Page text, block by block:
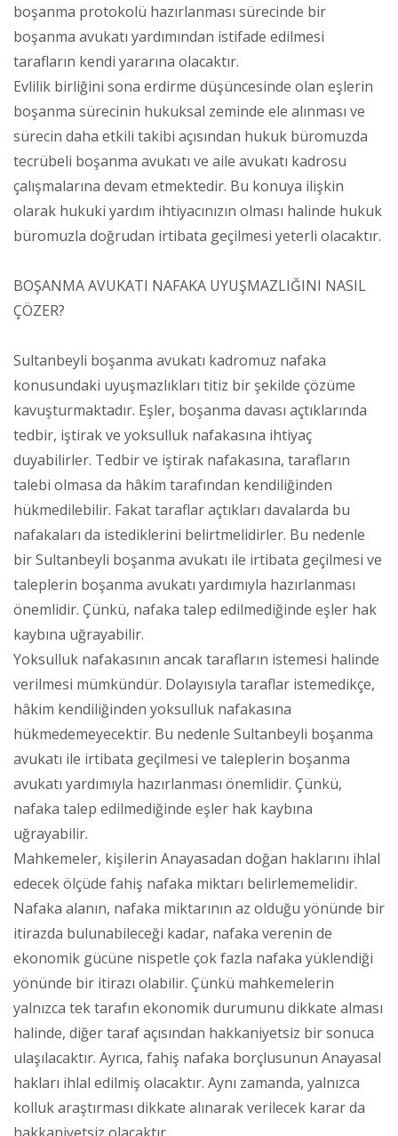
boşanma protokolü hazırlanması sürecinde bir
boşanma avukatı yardımından istifade edilmesi
tarafların kendi yararına olacaktır.
Evlilik birliğini sona erdirme düşüncesinde olan eşlerin
boşanma sürecinin hukuksal zeminde ele alınması ve
sürecin daha etkili takibi açısından hukuk büromuzda
tecrübeli boşanma avukatı ve aile avukatı kadrosu
çalışmalarına devam etmektedir. Bu konuya ilişkin
olarak hukuki yardım ihtiyacınızın olması halinde hukuk
büromuzla doğrudan irtibata geçilmesi yeterli olacaktır.
BOŞANMA AVUKATI NAFAKA UYUŞMAZLIĞINI NASIL
ÇÖZER?
Sultanbeyli boşanma avukatı kadromuz nafaka
konusundaki uyuşmazlıkları titiz bir şekilde çözüme
kavuşturmaktadır. Eşler, boşanma davası açtıklarında
tedbir, iştirak ve yoksulluk nafakasına ihtiyaç
duyabilirler. Tedbir ve iştirak nafakasına, tarafların
talebi olmasa da hâkim tarafından kendiliğinden
hükmedilebilir. Fakat taraflar açtıkları davalarda bu
nafakaları da istediklerini belirtmelidirler. Bu nedenle
bir Sultanbeyli boşanma avukatı ile irtibata geçilmesi ve
taleplerin boşanma avukatı yardımıyla hazırlanması
önemlidir. Çünkü, nafaka talep edilmediğinde eşler hak
kaybına uğrayabilir.
Yoksulluk nafakasının ancak tarafların istemesi halinde
verilmesi mümkündür. Dolayısıyla taraflar istemedikçe,
hâkim kendiliğinden yoksulluk nafakasına
hükmedemeyecektir. Bu nedenle Sultanbeyli boşanma
avukatı ile irtibata geçilmesi ve taleplerin boşanma
avukatı yardımıyla hazırlanması önemlidir. Çünkü,
nafaka talep edilmediğinde eşler hak kaybına
uğrayabilir.
Mahkemeler, kişilerin Anayasadan doğan haklarını ihlal
edecek ölçüde fahiş nafaka miktarı belirlememelidir.
Nafaka alanın, nafaka miktarının az olduğu yönünde bir
itirazda bulunabileceği kadar, nafaka verenin de
ekonomik gücüne nispetle çok fazla nafaka yüklendiği
yönünde bir itirazı olabilir. Çünkü mahkemelerin
yalnızca tek tarafın ekonomik durumunu dikkate alması
halinde, diğer taraf açısından hakkaniyetsiz bir sonuca
ulaşılacaktır. Ayrıca, fahiş nafaka borçlusunun Anayasal
hakları ihlal edilmiş olacaktır. Aynı zamanda, yalnızca
kolluk araştırması dikkate alınarak verilecek karar da